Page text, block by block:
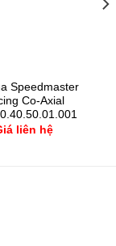
Speedmaster
Co-Axial
liên hệ